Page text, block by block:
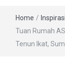
Home / Inspirasi
Tuan Rumah
Tenun Ikat,